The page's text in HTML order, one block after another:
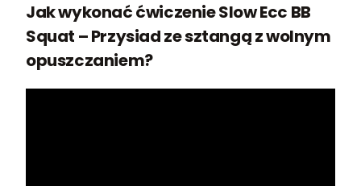
Jak wykonać ćwiczenie Slow Ecc BB
Squat – Przysiad ze sztangą z wolnym
opuszczaniem?